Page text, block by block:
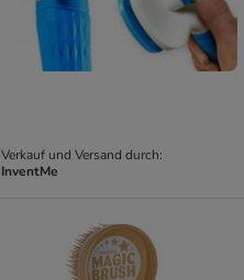
Verkauf und Versand durch:
InventMe